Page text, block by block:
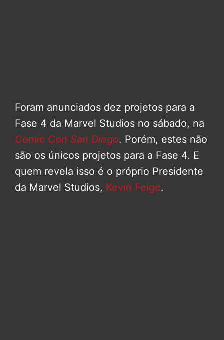
Foram anunciados dez projetos para a
Fase 4 da Marvel Studios no sábado, na
Comic Con San Diego. Porém, estes não
são os únicos projetos para a Fase 4. E
quem revela isso é o próprio Presidente
da Marvel Studios, Kevin Feige.